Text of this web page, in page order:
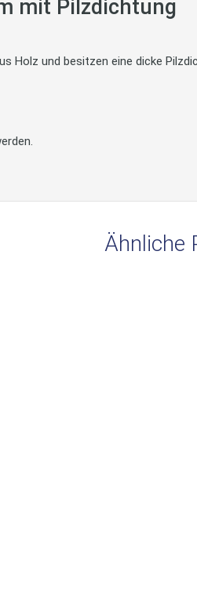
mit Pilzdichtung
Holz und besitzen eine dicke
Ähnliche